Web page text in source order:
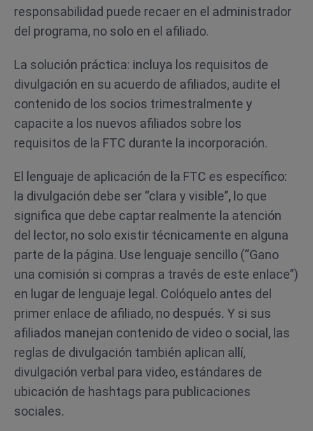
responsabilidad puede recaer en el administrador
del programa, no solo en el afiliado.
La solución práctica: incluya los requisitos de
divulgación en su acuerdo de afiliados, audite el
contenido de los socios trimestralmente y
capacite a los nuevos afiliados sobre los
requisitos de la FTC durante la incorporación.
El lenguaje de aplicación de la FTC es específico:
la divulgación debe ser “clara y visible”, lo que
significa que debe captar realmente la atención
del lector, no solo existir técnicamente en alguna
parte de la página. Use lenguaje sencillo (“Gano
una comisión si compras a través de este enlace”)
en lugar de lenguaje legal. Colóquelo antes del
primer enlace de afiliado, no después. Y si sus
afiliados manejan contenido de video o social, las
reglas de divulgación también aplican allí,
divulgación verbal para video, estándares de
ubicación de hashtags para publicaciones
sociales.